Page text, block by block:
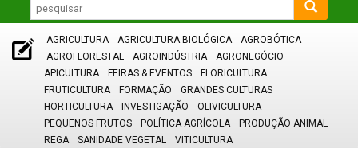
AGRICULTURA AGRICULTURA BIOLÓGICA
AGROBÓTICA
AGROFLORESTAL
AGROINDÚSTRIA
AGRONEGÓCIO
APICULTURA
FEIRAS & EVENTOS
FLORICULTURA
FRUTICULTURA
FORMAÇÃO
GRANDES CULTURAS
HORTICULTURA
INVESTIGAÇÃO
OLIVICULTURA
PEQUENOS FRUTOS
POLÍTICA AGRÍCOLA
PRODUÇÃO ANIMAL
REGA
SANIDADE VEGETAL VITICULTURA